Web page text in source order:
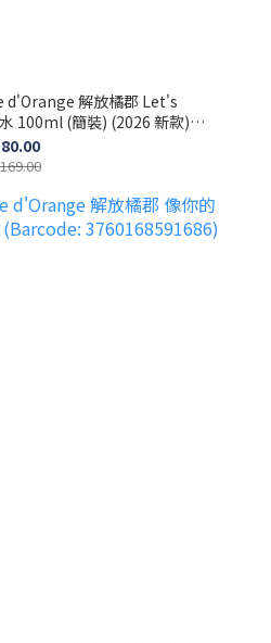
d'Orange 解放橘郡 Let's
100ml (簡裝) (2026 新款)